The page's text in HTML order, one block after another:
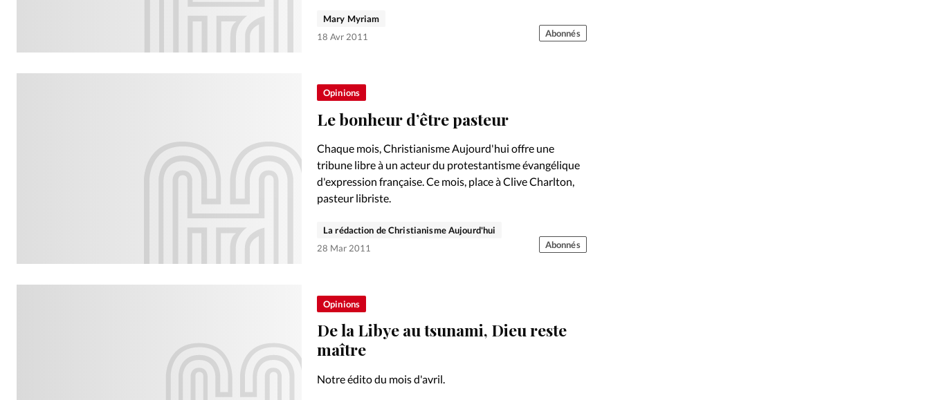
Mary Myriam
18 Avr 2011
Abonnés
Opinions
Le bonheur d’être pasteur
Chaque mois, Christianisme Aujourd'hui offre une
tribune libre à un acteur du protestantisme évangélique
d'expression française. Ce mois, place à Clive Charlton,
pasteur libriste.
La rédaction de Christianisme Aujourd'hui
28 Mar 2011
Abonnés
Opinions
De la Libye au tsunami, Dieu reste
maître
Notre édito du mois d'avril.